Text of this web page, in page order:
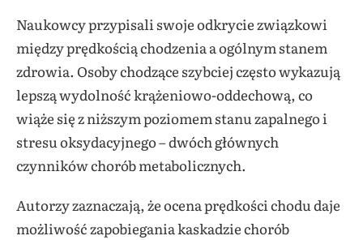
Naukowcy przypisali swoje odkrycie związkowi
między prędkością chodzenia a ogólnym stanem
zdrowia. Osoby chodzące szybciej często wykazują
lepszą wydolność krążeniowo-oddechową, co
wiąże się z niższym poziomem stanu zapalnego i
stresu oksydacyjnego – dwóch głównych
czynników chorób metabolicznych.
Autorzy zaznaczają, że ocena prędkości chodu daje
możliwość zapobiegania kaskadzie chorób